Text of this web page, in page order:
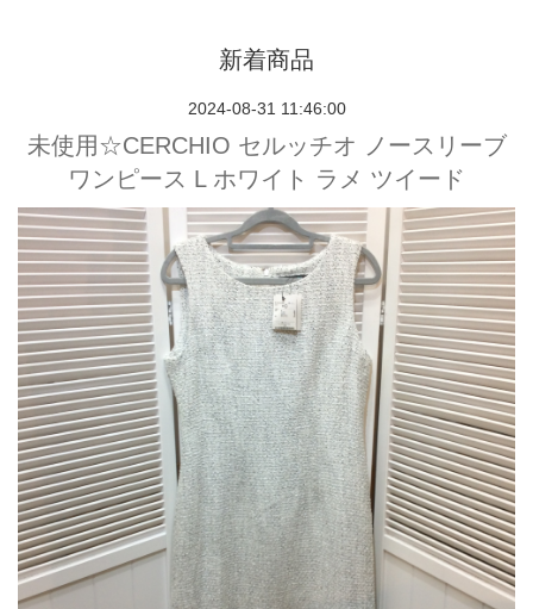
新着商品
2024-08-31 11:46:00
未使用☆CERCHIO セルッチオ ノースリーブ
ワンピース L ホワイト ラメ ツイード